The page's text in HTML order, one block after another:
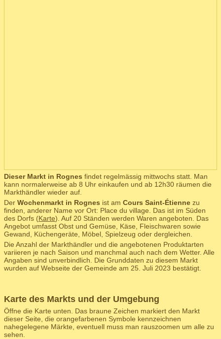
Dieser Markt in Rognes findet regelmässig mittwochs statt. Man
kann normalerweise ab 8 Uhr einkaufen und ab 12h30 räumen die
Markthändler wieder auf.
Der Wochenmarkt in Rognes ist am Cours Saint-Étienne zu
finden, anderer Name vor Ort: Place du village. Das ist im Süden
des Dorfs (Karte). Auf 20 Ständen werden Waren angeboten. Das
Angebot umfasst Obst und Gemüse, Käse, Fleischwaren sowie
Gewand, Küchengeräte, Möbel, Spielzeug oder dergleichen.
Die Anzahl der Markthändler und die angebotenen Produktarten
variieren je nach Saison und manchmal auch nach dem Wetter. Alle
Angaben sind unverbindlich. Die Grunddaten zu diesem Markt
wurden auf Webseite der Gemeinde am 25. Juli 2023 bestätigt.
Karte des Markts und der Umgebung
Öffne die Karte unten. Das braune Zeichen markiert den Markt
dieser Seite, die orangefarbenen Symbole kennzeichnen
nahegelegene Märkte, eventuell muss man rauszoomen um alle zu
sehen.